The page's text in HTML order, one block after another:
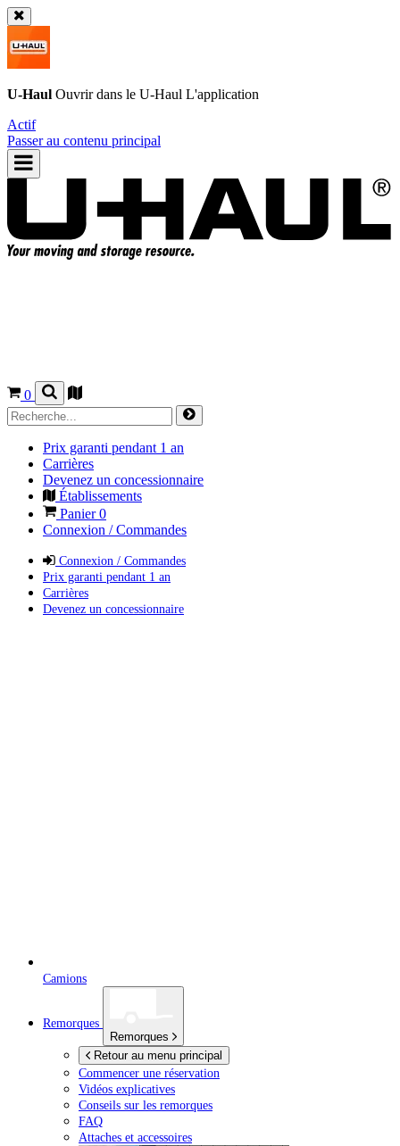
U-Haul Ouvrir dans le U-Haul L'application
Actif
Passer au contenu principal
0
Prix garanti pendant 1 an
Carrières
Devenez un concessionnaire
Établissements
Panier0
Connexion / Commandes
Connexion / Commandes
Prix garanti pendant 1 an
Carrières
Devenez un concessionnaire
Camions
Remorques
Remorques
Retour au menu principal
Commencer une réservation
Vidéos explicatives
Conseils sur les remorques
FAQ
Attaches et accessoires